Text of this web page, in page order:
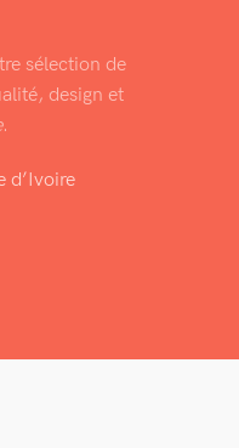
sélection de
design et
.
d’Ivoire